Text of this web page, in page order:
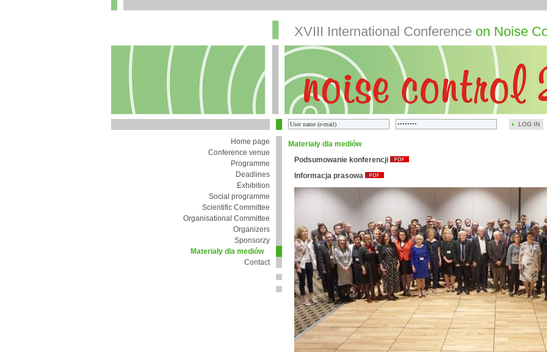
LOG IN
XVIII International Conference on Noise
Home page
Conference venue
Programme
Deadlines
Exhibition
Social programme
Scientific Committee
Organisational Committee
Organizers
Sponsorzy
Materiały dla mediów
Contact
Materiały dla mediów
Podsumowanie konferencji
Informacja prasowa